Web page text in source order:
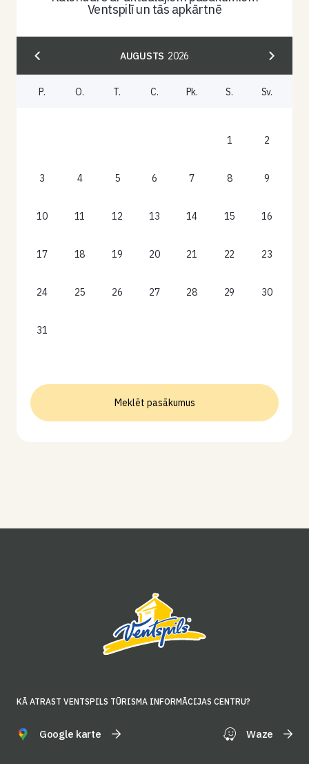
Ventspilī un tās apkārtnē
AUGUSTS 2026
P. O. T. C. Pk. S. Sv.
1 2
3 4 5 6 7 8 9
10 11 12 13 14 15 16
17 18 19 20 21 22 23
24 25 26 27 28 29 30
31
Meklēt pasākumus
KĀ ATRAST VENTSPILS TŪRISMA INFORMĀCIJAS CENTRU?
Google karte Waze